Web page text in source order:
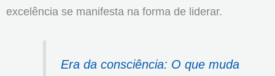
excelência se manifesta na forma de liderar.
Era da consciência: O que muda